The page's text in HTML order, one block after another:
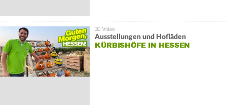
Ausstellungen und Hofläden
KÜRBISHÖFE IN HESSEN